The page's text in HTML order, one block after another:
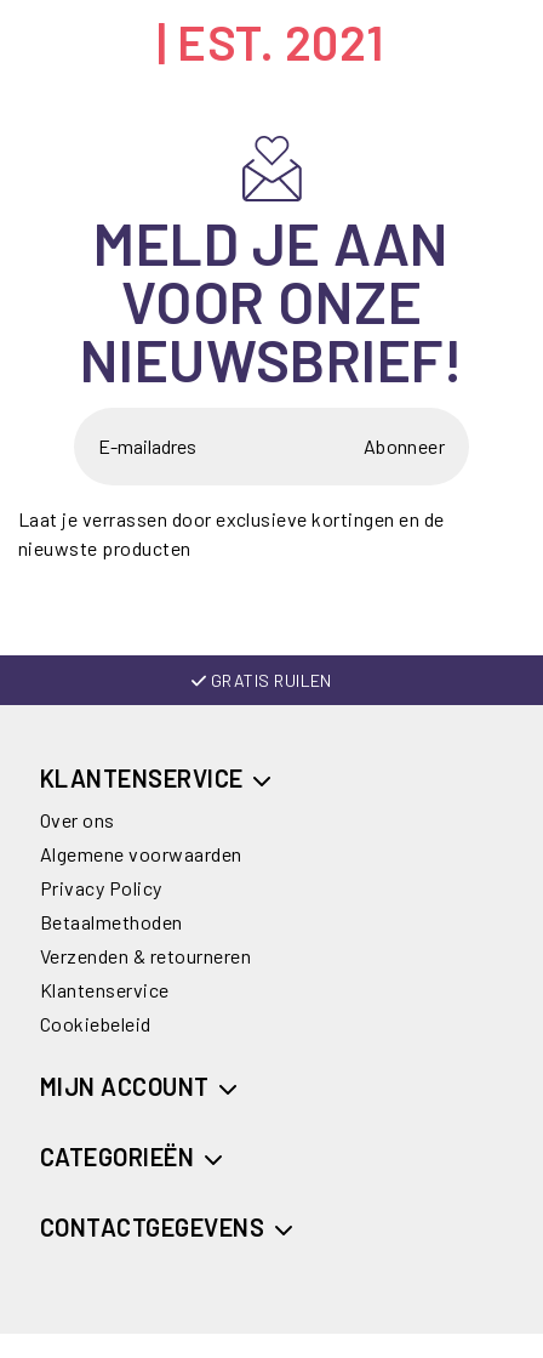
| EST. 2021
MELD JE AAN
VOOR ONZE
NIEUWSBRIEF!
Abonneer
Laat je verrassen door exclusieve kortingen en de
nieuwste producten
GRATIS RUILEN
KLANTENSERVICE
Over ons
Algemene voorwaarden
Privacy Policy
Betaalmethoden
Verzenden & retourneren
Klantenservice
Cookiebeleid
MIJN ACCOUNT
CATEGORIEËN
CONTACTGEGEVENS